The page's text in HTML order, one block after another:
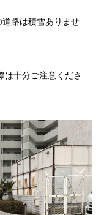
路は積雪ありませ
は十分ご注意くださ